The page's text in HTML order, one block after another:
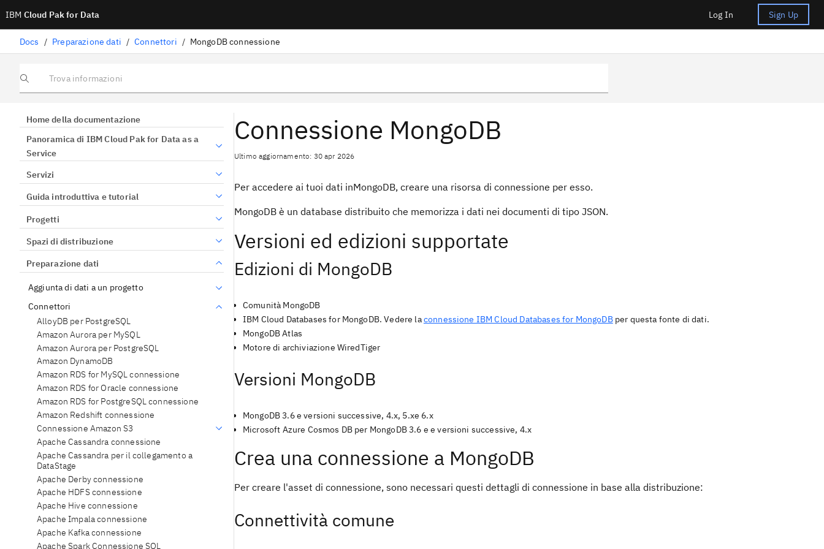
IBM Cloud Pak for Data Log In Sign Up
Docs / Preparazione dati / Connettori / MongoDB connessione
Trova informazioni
Home della documentazione
Panoramica di IBM Cloud Pak for Data as a
Service
Servizi
Guida introduttiva e tutorial
Progetti
Spazi di distribuzione
Preparazione dati
Aggiunta di dati a un progetto
Connettori
AlloyDB per PostgreSQL
Amazon Aurora per MySQL
Amazon Aurora per PostgreSQL
Amazon DynamoDB
Amazon RDS for MySQL connessione
Amazon RDS for Oracle connessione
Amazon RDS for PostgreSQL connessione
Amazon Redshift connessione
Connessione Amazon S3
Apache Cassandra connessione
Apache Cassandra per il collegamento a
DataStage
Apache Derby connessione
Apache HDFS connessione
Apache Hive connessione
Apache Impala connessione
Apache Kafka connessione
Apache Spark Connessione SQL
Connessione MongoDB
Ultimo aggiornamento: 30 apr 2026
Per accedere ai tuoi dati inMongoDB, creare una risorsa di connessione per esso.
MongoDB è un database distribuito che memorizza i dati nei documenti di tipo JSON.
Versioni ed edizioni supportate
Edizioni di MongoDB
Comunità MongoDB
IBM Cloud Databases for MongoDB. Vedere laconnessione IBM Cloud Databases for MongoDBper questa fonte di dati.
MongoDB Atlas
Motore di archiviazione WiredTiger
Versioni MongoDB
MongoDB 3.6 e versioni successive, 4.x, 5.xe 6.x
Microsoft Azure Cosmos DB per MongoDB 3.6 e e versioni successive, 4.x
Crea una connessione a MongoDB
Per creare l'asset di connessione, sono necessari questi dettagli di connessione in base alla distribuzione:
Connettività comune